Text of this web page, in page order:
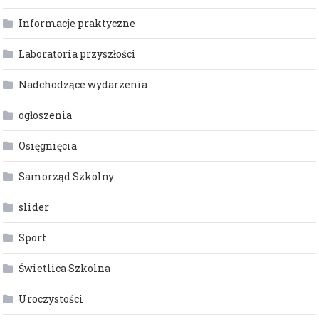
Informacje praktyczne
Laboratoria przyszłości
Nadchodzące wydarzenia
ogłoszenia
Osięgnięcia
Samorząd Szkolny
slider
Sport
Świetlica Szkolna
Uroczystości